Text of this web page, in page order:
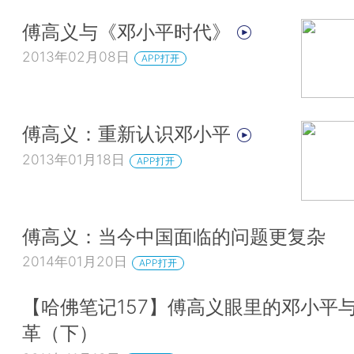
傅高义与《邓小平时代》
2013年02月08日 APP打开
傅高义：重新认识邓小平
2013年01月18日 APP打开
傅高义：当今中国面临的问题更复杂
2014年01月20日 APP打开
【哈佛笔记157】傅高义眼里的邓小平
革（下）